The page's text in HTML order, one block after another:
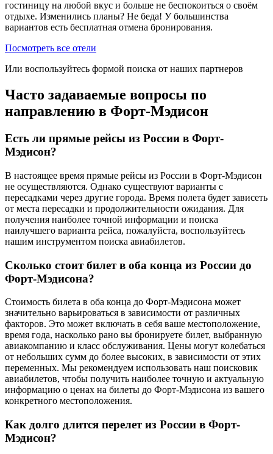
гостиницу на любой вкус и больше не беспокоиться о своём
отдыхе. Изменились планы? Не беда! У большинства
вариантов есть бесплатная отмена бронирования.
Посмотреть все отели
Или воспользуйтесь формой поиска от наших партнеров
Часто задаваемые вопросы по
направлению в Форт-Мэдисон
Есть ли прямые рейсы из России в Форт-
Мэдисон?
В настоящее время прямые рейсы из России в Форт-Мэдисон
не осуществляются. Однако существуют варианты с
пересадками через другие города. Время полета будет зависеть
от места пересадки и продолжительности ожидания. Для
получения наиболее точной информации и поиска
наилучшего варианта рейса, пожалуйста, воспользуйтесь
нашим инструментом поиска авиабилетов.
Сколько стоит билет в оба конца из России до
Форт-Мэдисона?
Стоимость билета в оба конца до Форт-Мэдисона может
значительно варьироваться в зависимости от различных
факторов. Это может включать в себя ваше местоположение,
время года, насколько рано вы бронируете билет, выбранную
авиакомпанию и класс обслуживания. Цены могут колебаться
от небольших сумм до более высоких, в зависимости от этих
переменных. Мы рекомендуем использовать наш поисковик
авиабилетов, чтобы получить наиболее точную и актуальную
информацию о ценах на билеты до Форт-Мэдисона из вашего
конкретного местоположения.
Как долго длится перелет из России в Форт-
Мэдисон?